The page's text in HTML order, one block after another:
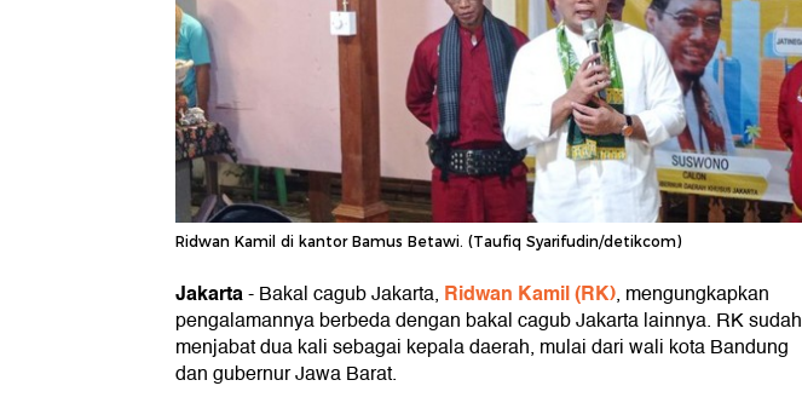
Ridwan Kamil di kantor Bamus Betawi. (Taufiq Syarifudin/detikcom)
Jakarta-Bakal cagub Jakarta, Ridwan Kamil (RK), mengungkapkan
pengalamannya berbeda dengan bakal cagub Jakarta lainnya. RK sudah
menjabat dua kali sebagai kepala daerah, mulai dari wali kota Bandung
dan gubernur Jawa Barat.